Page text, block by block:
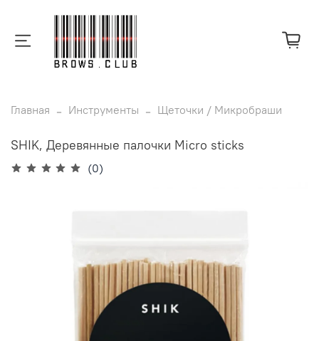
Главная Инструменты Щеточки / Микробраши
SHIK, Деревянные палочки Micro sticks
(0)